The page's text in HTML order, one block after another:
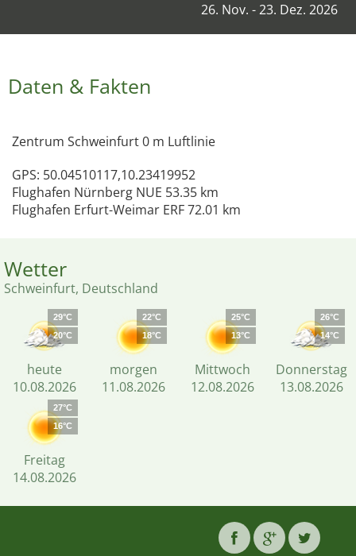
26. Nov. - 23. Dez. 2026
Daten & Fakten
Zentrum Schweinfurt 0 m Luftlinie
GPS: 50.04510117,10.23419952
Flughafen Nürnberg NUE 53.35 km
Flughafen Erfurt-Weimar ERF 72.01 km
Wetter
Schweinfurt, Deutschland
29°C
20°C
heute
10.08.2026
22°C
18°C
morgen
11.08.2026
25°C
13°C
Mittwoch
12.08.2026
26°C
14°C
Donnerstag
13.08.2026
27°C
16°C
Freitag
14.08.2026